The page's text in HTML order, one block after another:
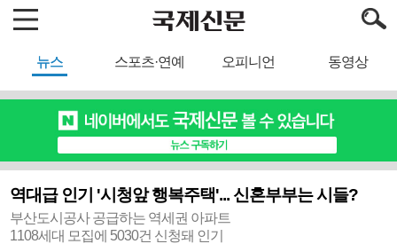
뉴스 스포츠·연예 오피니언 동영상
역대급 인기 '시청앞 행복주택'... 신혼부부는 시들?
부산도시공사 공급하는 역세권 아파트
1108세대 모집에 5030건 신청돼 인기